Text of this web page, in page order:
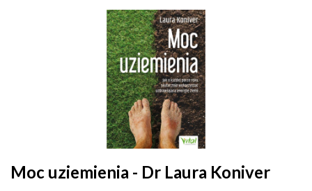
Moc uziemienia - Dr Laura Koniver